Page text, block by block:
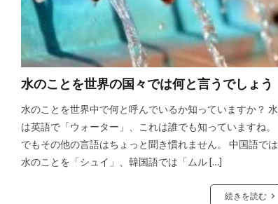
水のことを世界の国々では何と言うでしょう
水のことを世界中で何と呼んでいるか知っていますか？ 水
は英語で「ウォーター」、これは誰でも知っていますね。
でもその他の言語はちょっと聞き慣れません。 中国語では
水のことを「シュイ」、韓国語では「ムル […]
続きを読む